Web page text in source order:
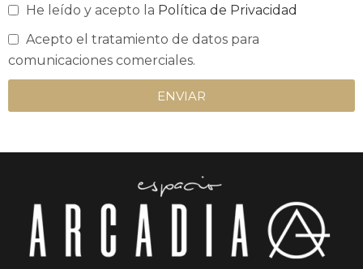
He leído y acepto la Política de Privacidad
Acepto el tratamiento de datos para
comunicaciones comerciales.
ENVIAR